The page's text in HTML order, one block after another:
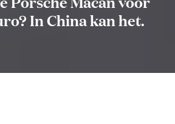
In China kan het.